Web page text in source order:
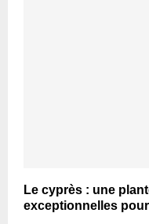
Le cyprès : une
exceptionnelles